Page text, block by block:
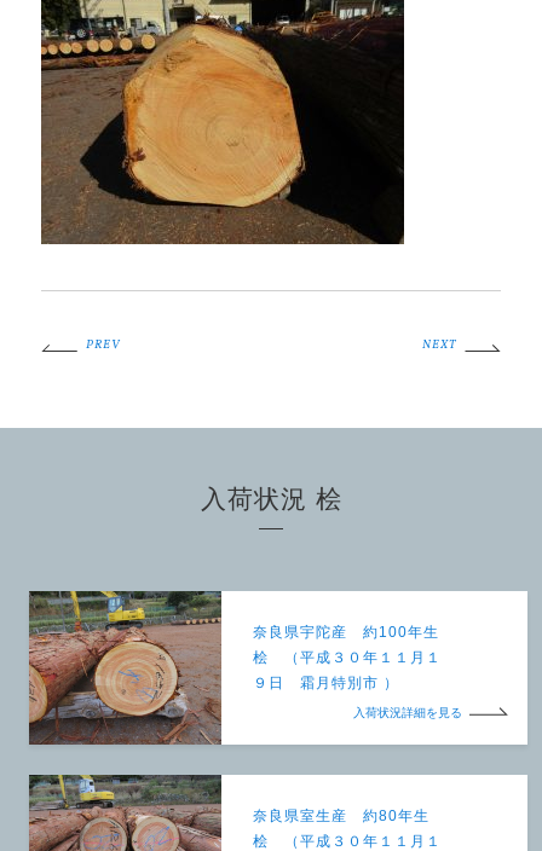
PREV NEXT
入荷状況 桧
奈良県宇陀産 約100年生
桧 （平成３０年１１月１
９日 霜月特別市 ）
入荷状況詳細を見る
奈良県室生産 約80年生
桧 （平成３０年１１月１